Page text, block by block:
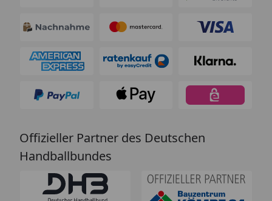
Offizieller Partner des Deutschen
Handballbundes